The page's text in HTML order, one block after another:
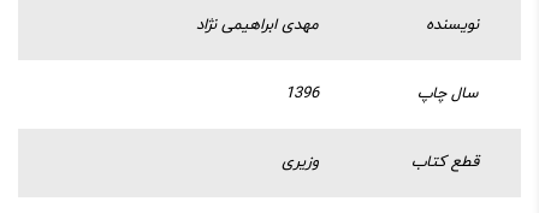
نویسنده مهدی ابراهیمی نژاد
سال چاپ 1396
قطع کتاب وزیری